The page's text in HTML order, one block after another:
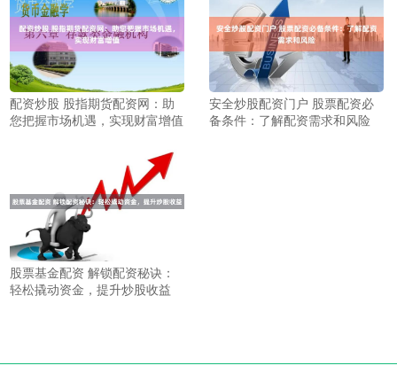
配资炒股 股指期货配资网：助
您把握市场机遇，实现财富增值
安全炒股配资门户 股票配资必
备条件：了解配资需求和风险
股票基金配资 解锁配资秘诀：
轻松撬动资金，提升炒股收益